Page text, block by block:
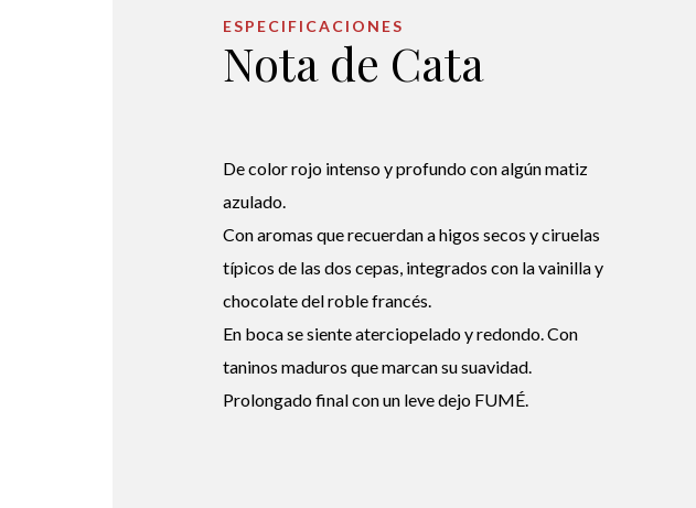
ESPECIFICACIONES
Nota de Cata
De color rojo intenso y profundo con algún matiz
azulado.
Con aromas que recuerdan a higos secos y ciruelas
típicos de las dos cepas, integrados con la vainilla y
chocolate del roble francés.
En boca se siente aterciopelado y redondo. Con
taninos maduros que marcan su suavidad.
Prolongado final con un leve dejo FUMÉ.